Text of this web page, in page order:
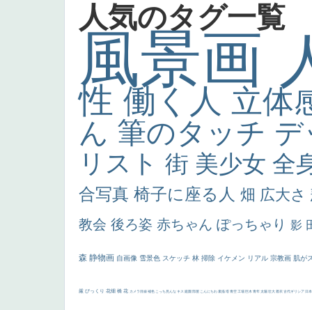
人気のタグ一覧
風景画
性 働く人 立体
ん 筆のタッチ
リスト 街 美少女 全
合写真 椅子に座る人 畑 広大さ
教会 後ろ姿 赤ちゃん ぽっちゃり 影
森 静物画 自画像 雪景色 スケッチ 林 掃除 イケメン リアル 宗教画 肌が
厳 びっくり 花畑 橋 花 カメラ目線 補色 こっち見んな キス 庭園 部屋 こんにちわ 素描 塔 青空 工場 巨木 青年 太陽 壮大 着衣 古代ギリシア 日